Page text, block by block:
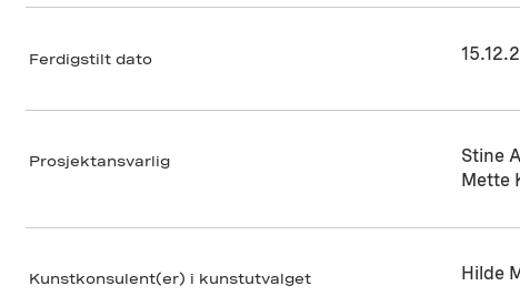
Ferdigstilt dato
Prosjektansvarlig
Stine
Mette
Kunstkonsulent(er) i kunstutvalget Hilde